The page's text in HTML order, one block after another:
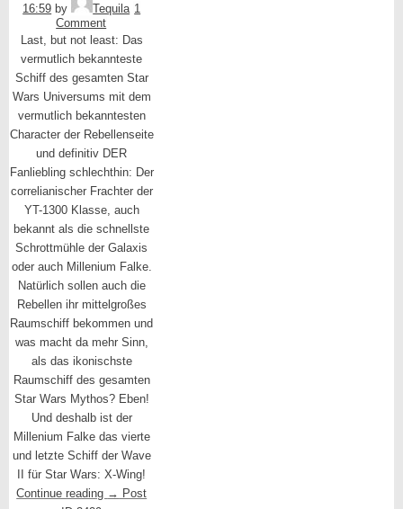
16:59 by Tequila 1
Comment
Last, but not least: Das
vermutlich bekannteste
Schiff des gesamten Star
Wars Universums mit dem
vermutlich bekanntesten
Character der Rebellenseite
und definitiv DER
Fanliebling schlechthin: Der
correlianischer Frachter der
YT-1300 Klasse, auch
bekannt als die schnellste
Schrottmühle der Galaxis
oder auch Millenium Falke.
Natürlich sollen auch die
Rebellen ihr mittelgroßes
Raumschiff bekommen und
was macht da mehr Sinn,
als das ikonischste
Raumschiff des gesamten
Star Wars Mythos? Eben!
Und deshalb ist der
Millenium Falke das vierte
und letzte Schiff der Wave
II für Star Wars: X-Wing!
Continue reading → Post